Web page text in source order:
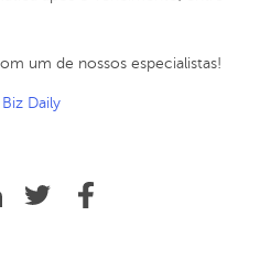
um de nossos especialistas!
Daily